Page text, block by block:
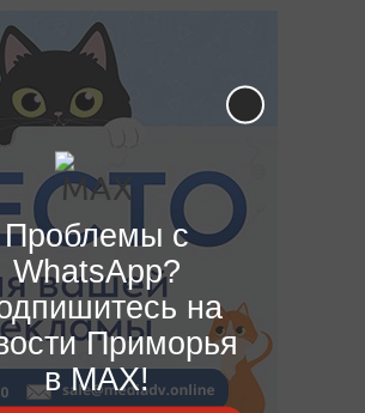
Проблемы с
WhatsApp?
на
Приморья
в MAX!